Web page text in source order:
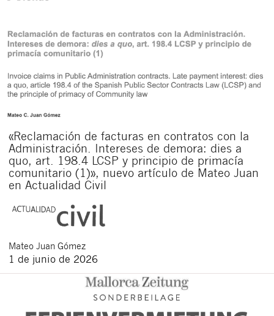
«Reclamación de facturas en contratos con la
Administración. Intereses de demora: dies a
quo, art. 198.4 LCSP y principio de primacía
comunitario (1)», nuevo artículo de Mateo Juan
en Actualidad Civil
Mateo Juan Gómez
1 de junio de 2026